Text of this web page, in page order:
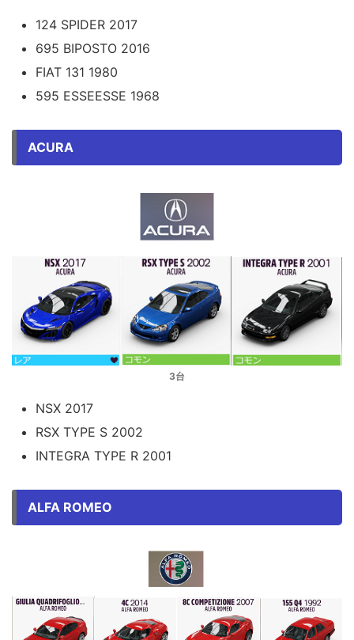
124 SPIDER 2017
695 BIPOSTO 2016
FIAT 131 1980
595 ESSEESSE 1968
ACURA
3台
NSX 2017
RSX TYPE S 2002
INTEGRA TYPE R 2001
ALFA ROMEO